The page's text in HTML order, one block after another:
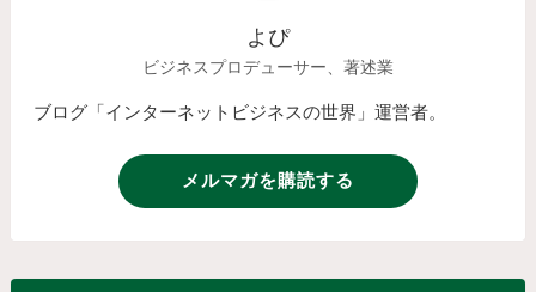
よぴ
ビジネスプロデューサー、著述業
ブログ「インターネットビジネスの世界」運営者。
メルマガを購読する